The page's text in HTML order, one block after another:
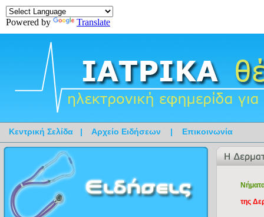
Powered by Translate
Κεντρική Σελίδα | Αρχείο Ειδήσεων | Επικοινωνία
της